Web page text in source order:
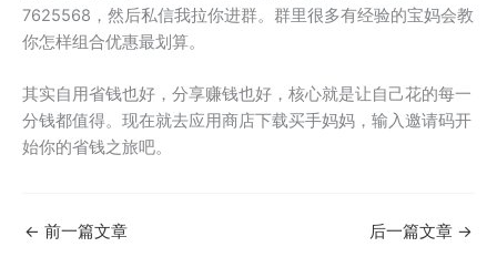
7625568，然后私信我拉你进群。群里很多有经验的宝妈会教
你怎样组合优惠最划算。
其实自用省钱也好，分享赚钱也好，核心就是让自己花的每一
分钱都值得。现在就去应用商店下载买手妈妈，输入邀请码开
始你的省钱之旅吧。
← 前一篇文章 后一篇文章 →